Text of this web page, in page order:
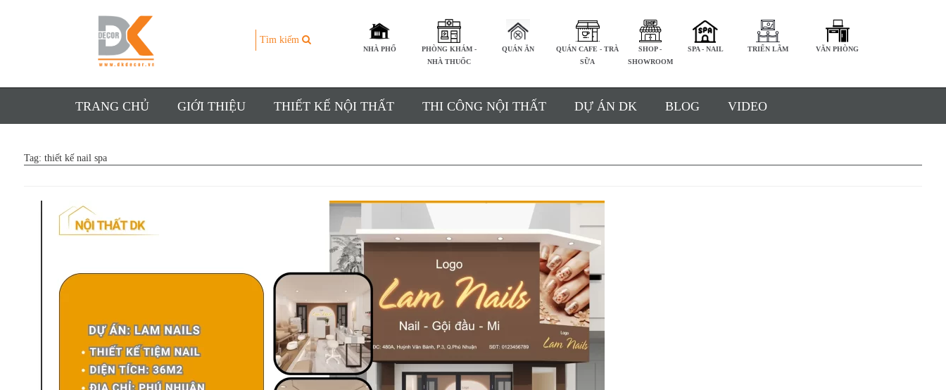
Tìm kiếm
NHÀ PHỐ
PHÒNG KHÁM -
NHÀ THUỐC
QUÁN ĂN
QUÁN CAFE - TRÀ
SỮA
SHOP -
SHOWROOM
SPA - NAIL TRIỂN LÃM VĂN PHÒNG
TRANG CHỦ GIỚI THIỆU THIẾT KẾ NỘI THẤT THI CÔNG NỘI THẤT DỰ ÁN DK BLOG VIDEO
Tag: thiết kế nail spa